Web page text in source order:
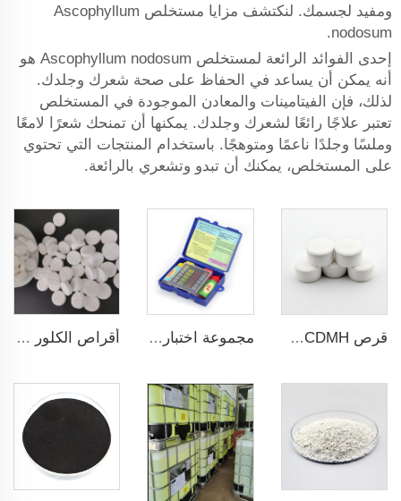
ومفيد لجسمك. لنكتشف مزايا مستخلص Ascophyllum
nodosum.
إحدى الفوائد الرائعة لمستخلص Ascophyllum nodosum هو
أنه يمكن أن يساعد في الحفاظ على صحة شعرك وجلدك.
لذلك، فإن الفيتامينات والمعادن الموجودة في المستخلص
تعتبر علاجًا رائعًا لشعرك وجلدك. يمكنها أن تمنحك شعرًا لامعًا
وملسًا وجلدًا ناعمًا ومتوهجًا. باستخدام المنتجات التي تحتوي
على المستخلص، يمكنك أن تبدو وتشعري بالرائعة.
قرص BCDMH للتعقيم في مسابح السباحة وأحواض الأسماك والتربية المائية مجموعة اختبار ثلاثية الطرق لحمامات السباحة والسبا أقراص الكلور fizzing للبассين وزن 3.3 جرام SDIC ثنائي كلوريد الصوديوم إيزوسيانورات